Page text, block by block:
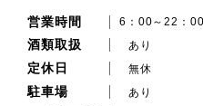
営業時間 6：00～22：00
酒類取扱 あり
定休日 無休
駐車場 あり